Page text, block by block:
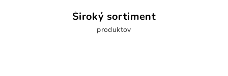
Široký sortiment
produktov